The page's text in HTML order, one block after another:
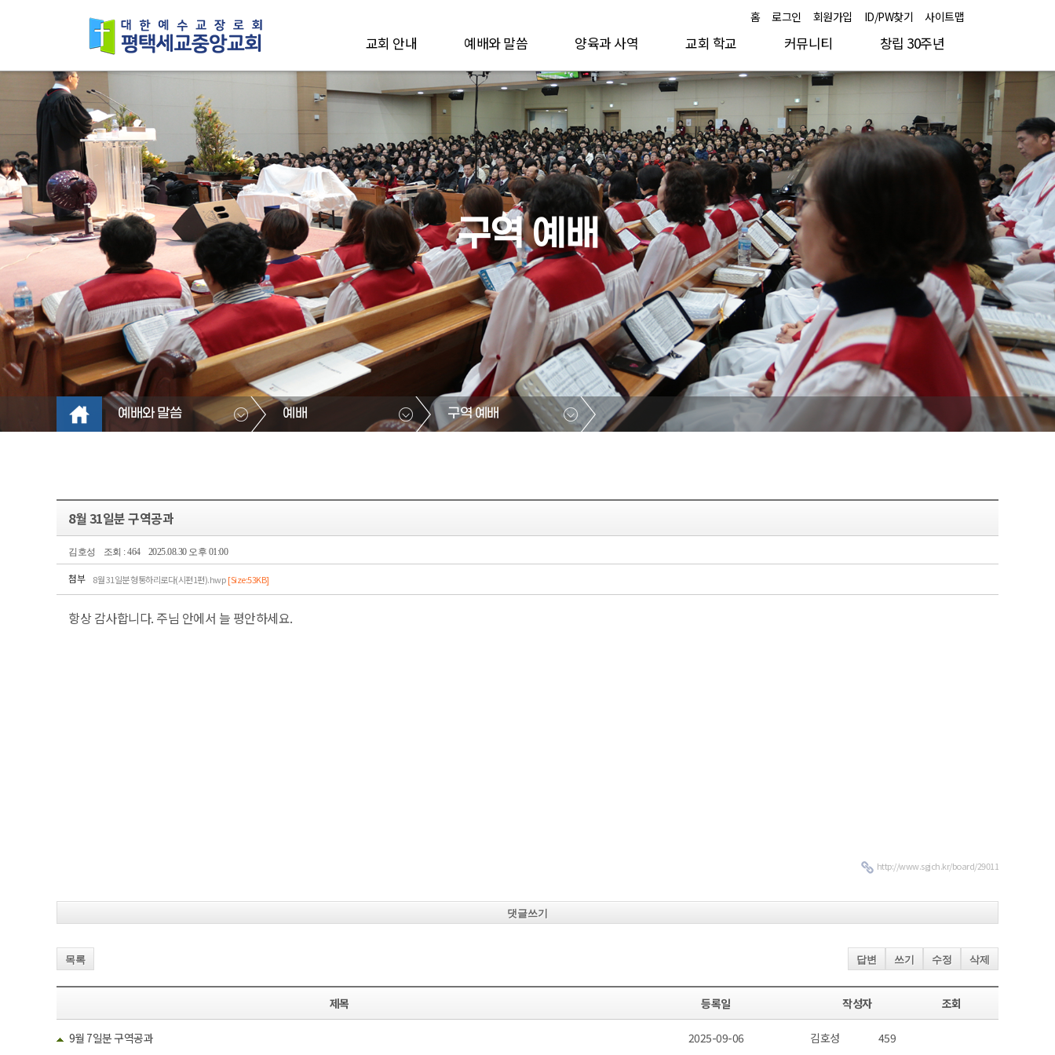
홈 로그인 회원가입 ID/PW찾기 사이트맵
교회 안내 예배와 말씀 양육과 사역 교회 학교 커뮤니티 창립 30주년
구역 예배
예배와 말씀 예배 구역 예배
8월 31일분 구역공과
김호성 조회 : 464 2025.08.30 오후 01:00
첨부 8월 31일분 형통하리로다(시편1편).hwp [Size:53KB]
항상 감사합니다. 주님 안에서 늘 평안하세요.
http://www.sgjch.kr/board/29011
댓글쓰기
목록 답변 쓰기 수정 삭제
제목 등록일 작성자 조회
9월 7일분 구역공과 2025-09-06 김호성 459